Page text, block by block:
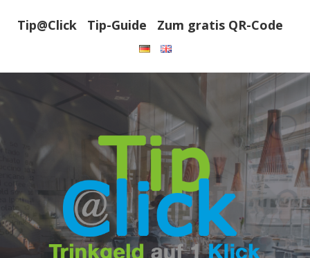
Tip@Click Tip-Guide Zum gratis QR-Code